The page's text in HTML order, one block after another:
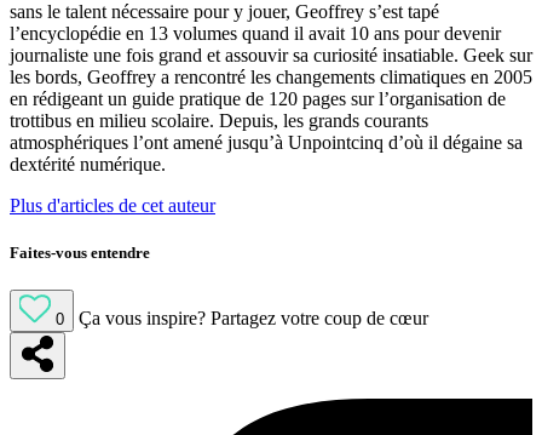
sans le talent nécessaire pour y jouer, Geoffrey s’est tapé
l’encyclopédie en 13 volumes quand il avait 10 ans pour devenir
journaliste une fois grand et assouvir sa curiosité insatiable. Geek sur
les bords, Geoffrey a rencontré les changements climatiques en 2005
en rédigeant un guide pratique de 120 pages sur l’organisation de
trottibus en milieu scolaire. Depuis, les grands courants
atmosphériques l’ont amené jusqu’à Unpointcinq d’où il dégaine sa
dextérité numérique.
Plus d'articles de cet auteur
Faites-vous entendre
0 Ça vous inspire? Partagez votre coup de cœur